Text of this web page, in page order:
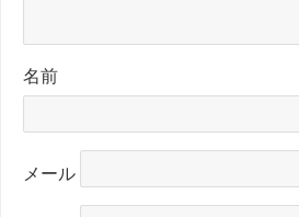
名前
メール